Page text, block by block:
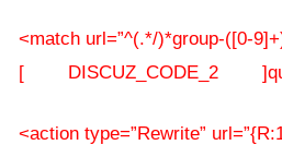
<match url=”^(.*/)*group-([0-
[ DISCUZ_CODE_2
<action type=”Rewrite”